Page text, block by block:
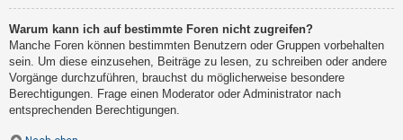
Warum kann ich auf bestimmte Foren nicht zugreifen?
Manche Foren können bestimmten Benutzern oder Gruppen vorbehalten
sein. Um diese einzusehen, Beiträge zu lesen, zu schreiben oder andere
Vorgänge durchzuführen, brauchst du möglicherweise besondere
Berechtigungen. Frage einen Moderator oder Administrator nach
entsprechenden Berechtigungen.